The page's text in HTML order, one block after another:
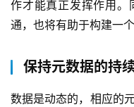
服
与
持
作才能真正发挥作用。
通，也将有助于构建一
保持元数据的持
数据是动态的，相应的